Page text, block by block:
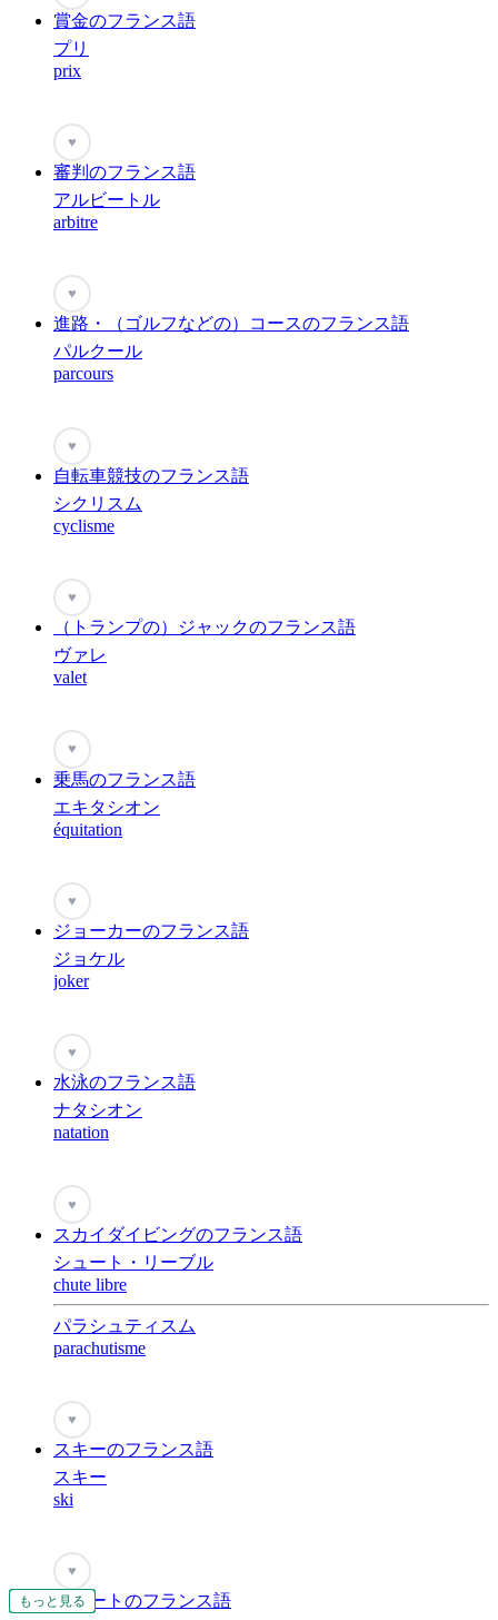
もっと見る
もっと見る
もっと見る
もっと見る
もっと見る
もっと見る
もっと見る
もっと見る
もっと見る
もっと見る
賞金のフランス語
プリ
prix
♥
審判のフランス語
アルビートル
arbitre
♥
進路・（ゴルフなどの）コースのフランス語
パルクール
parcours
♥
自転車競技のフランス語
シクリスム
cyclisme
♥
（トランプの）ジャックのフランス語
ヴァレ
valet
♥
乗馬のフランス語
エキタシオン
équitation
♥
ジョーカーのフランス語
ジョケル
joker
もっと見る
♥
水泳のフランス語
ナタシオン
natation
♥
スカイダイビングのフランス語
シュート・リーブル
chute libre
パラシュティスム
parachutisme
♥
スキーのフランス語
スキー
ski
♥
スケートのフランス語
もっと見る
もっと見る
もっと見る
もっと見る
もっと見る
もっと見る
もっと見る
もっと見る